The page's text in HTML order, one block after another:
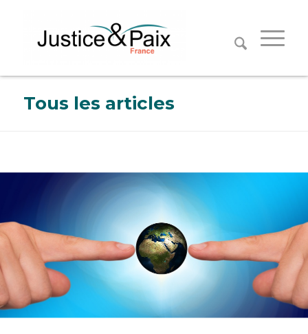
Tous les articles